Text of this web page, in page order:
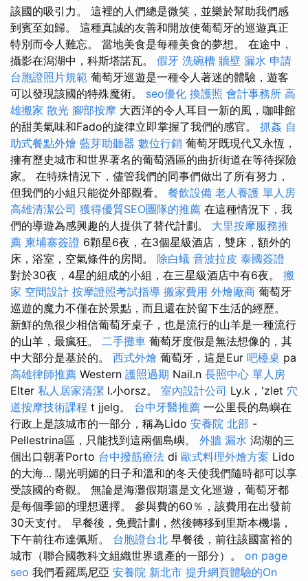
該國的吸引力。 這裡的人們總是微笑，並樂於幫助我們感
到賓至如歸。 這種真誠的友善和開放使葡萄牙的巡遊真正
特別而令人難忘。 當地美食是每種美食的夢想。 在途中，
攝影在潟湖中，科斯塔諾瓦。 假牙 洗碗槽 牆壁 漏水 申請
台胞證照片規範 葡萄牙巡遊是一種令人著迷的體驗，遊客
可以發現該國的特殊魔術。 seo優化 換護照 會計事務所 高
雄搬家 散光 腳部按摩 大西洋的令人耳目一新的風，咖啡館
的甜美氣味和Fado的旋律立即掌握了我們的感官。 抓姦 自
助式餐點外燴 藍芽助聽器 數位行銷 葡萄牙既現代又永恆，
擁有歷史城市和世界著名的葡萄酒區的曲折街道在等待探險
家。 在特殊情況下，儘管我們的同事們做出了所有努力，
但我們的小組只能從外部觀看。 餐飲設備 老人養護 單人房
高雄清潔公司 獲得優質SEO團隊的推薦 在這種情況下，我
們的導遊為感興趣的人提供了替代計劃。 大里按摩服務推
薦 柬埔寨簽證 6顆星6夜，在3個星級酒店，雙床，額外的
床，浴室，空氣條件的房間。 除白蟻 音波拉皮 泰國簽證
對於30夜，4星的組成的小組，在三星級酒店中有6夜。 搬
家 空間設計 按摩證照考試指導 搬家費用 外燴廠商 葡萄牙
巡遊的魔力不僅在於景點，而且還在於留下生活的經歷。
新鮮的魚很少相信葡萄牙桌子，也是流行的山羊是一種流行
的山羊，最瘋狂。 二手攤車 葡萄牙度假是無法想像的，其
中大部分是基於的。 西式外燴 葡萄牙，這是Eur 吧檯桌 pa
高雄律師推薦 Western 護照過期 Nail.n 長照中心 單人房
Elter 私人居家清潔 l.小orsz。 室內設計公司 Ly.k，'zlet 穴
道按摩技術課程 t jjelg。 台中牙醫推薦 一公里長的島嶼在
行政上是該城市的一部分，稱為Lido 安養院 北部 -
Pellestrina區，只能找到這兩個島嶼。 外牆 漏水 潟湖的三
個出口朝著Porto 台中撥筋療法 di 歐式料理外燴方案 Lido
的大海... 陽光明媚的日子和溫和的冬天使我們隨時都可以享
受該國的奇觀。 無論是海灘假期還是文化巡遊，葡萄牙都
是每個季節的理想選擇。 參與費的60％，該費用在出發前
30天支付。 早餐後，免費計劃，然後轉移到里斯本機場，
下午前往布達佩斯。 台胞證台北 早餐後，前往該國富裕的
城市（聯合國教科文組織世界遺產的一部分）。 on page
seo 我們看羅馬尼亞 安養院 新北市 提升網頁體驗的On